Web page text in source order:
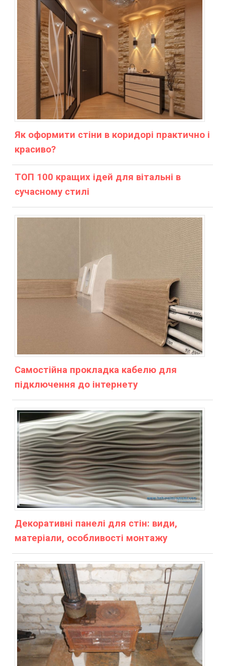
Як оформити стіни в коридорі практично і
красиво?
ТОП 100 кращих ідей для вітальні в
сучасному стилі
Самостійна прокладка кабелю для
підключення до інтернету
Декоративні панелі для стін: види,
матеріали, особливості монтажу